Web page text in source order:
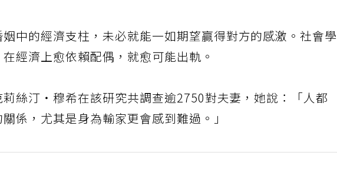
中的經濟支柱，未必就能一如期望贏得對方的感激。社會學
經濟上愈依賴配偶，就愈可能出軌。
絲汀‧穆希在該研究共調查逾2750對夫妻，她說：「人都
係，尤其是身為輸家更會感到難過。」